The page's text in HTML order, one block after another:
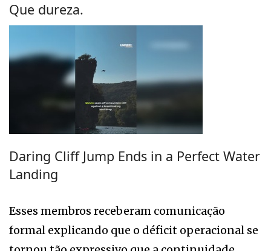
Que dureza.
Daring Cliff Jump Ends in a Perfect Water
Landing
Esses membros receberam comunicação
formal explicando que o déficit operacional se